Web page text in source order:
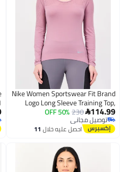
Nike Women Sportswear
Logo Long Sleeve

230
50% OFF
مجاني
مجاني
احصل عليه خلال11
اغسطس
1 ، متعدد الألوان